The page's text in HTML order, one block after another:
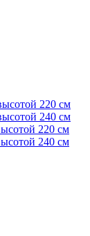
220 см
240 см
220 см
240 см